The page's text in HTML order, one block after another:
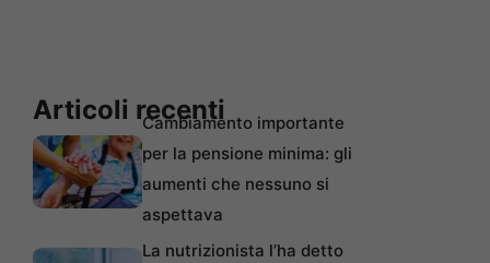
Articoli recentiCambiamento importante
per la pensione minima: gli
aumenti che nessuno si
aspettava
La nutrizionista l’ha detto